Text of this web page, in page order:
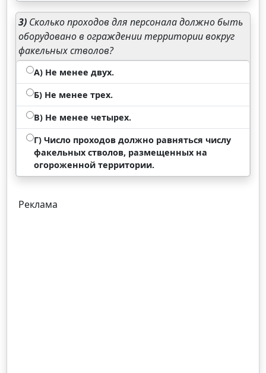
3) Сколько проходов для персонала должно быть
оборудовано в ограждении территории вокруг
факельных стволов?
А) Не менее двух.
Б) Не менее трех.
В) Не менее четырех.
Г) Число проходов должно равняться числу
факельных стволов, размещенных на
огороженной территории.
Реклама